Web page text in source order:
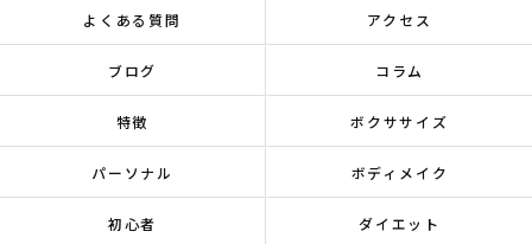
よくある質問 アクセス
ブログ コラム
特徴 ボクササイズ
パーソナル ボディメイク
初心者 ダイエット